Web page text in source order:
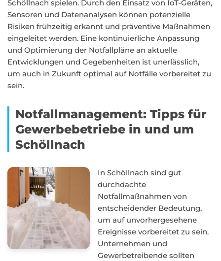
Schöllnach spielen. Durch den Einsatz von IoT-Geräten,
Sensoren und Datenanalysen können potenzielle
Risiken frühzeitig erkannt und präventive Maßnahmen
eingeleitet werden. Eine kontinuierliche Anpassung
und Optimierung der Notfallpläne an aktuelle
Entwicklungen und Gegebenheiten ist unerlässlich,
um auch in Zukunft optimal auf Notfälle vorbereitet zu
sein.
Notfallmanagement: Tipps für
Gewerbebetriebe in und um
Schöllnach
In Schöllnach sind gut
durchdachte
Notfallmaßnahmen von
entscheidender Bedeutung,
um auf unvorhergesehene
Ereignisse vorbereitet zu sein.
Unternehmen und
Gewerbetreibende sollten